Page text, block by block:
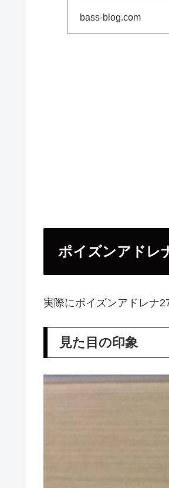
bass-blog.com
ポイズンアドレ
実際にポイズンアドレナ
見た目の印象